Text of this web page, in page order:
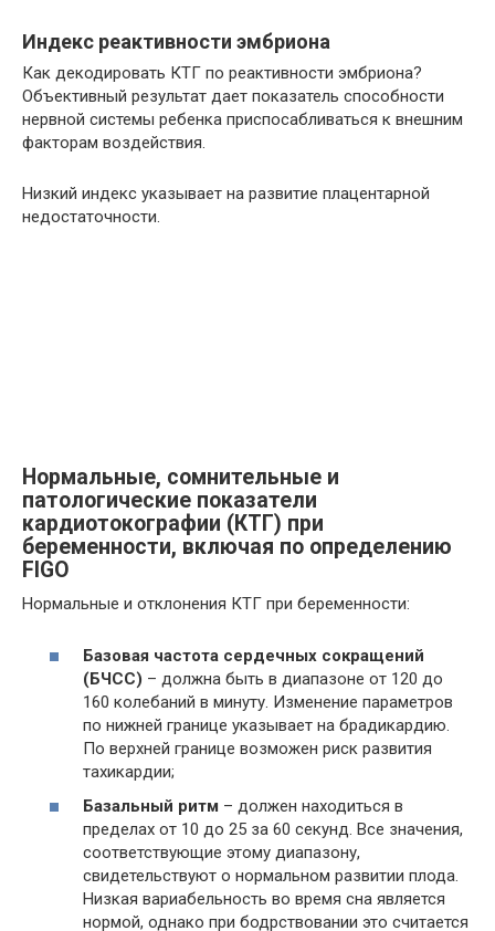
Индекс реактивности эмбриона
Как декодировать КТГ по реактивности эмбриона?
Объективный результат дает показатель способности
нервной системы ребенка приспосабливаться к внешним
факторам воздействия.
Низкий индекс указывает на развитие плацентарной
недостаточности.
Нормальные, сомнительные и
патологические показатели
кардиотокографии (КТГ) при
беременности, включая по определению
FIGO
Нормальные и отклонения КТГ при беременности:
Базовая частота сердечных сокращений
(БЧСС) – должна быть в диапазоне от 120 до
160 колебаний в минуту. Изменение параметров
по нижней границе указывает на брадикардию.
По верхней границе возможен риск развития
тахикардии;
Базальный ритм – должен находиться в
пределах от 10 до 25 за 60 секунд. Все значения,
соответствующие этому диапазону,
свидетельствуют о нормальном развитии плода.
Низкая вариабельность во время сна является
нормой, однако при бодрствовании это считается